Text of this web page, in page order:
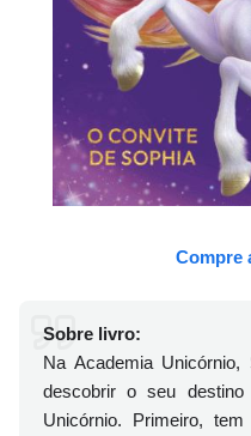
Compre
Sobre livro:
Na Academia
descobrir o seu
Unicórnio. Primeiro,